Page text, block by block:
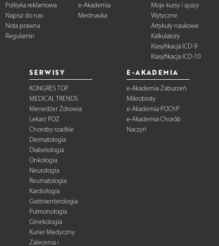
Polityka reklamowa
Napisz do nas
Nota prawna
Regulamin
e-Akademia
Mednauka
Moje kursy i quizy
Wytyczne
Artykuły naukowe
Kalkulatory
Klasyfikacja ICD-9
Klasyfikacja ICD-10
SERWISY
KONGRES TOP
MEDICAL TRENDS
Menedżer Zdrowia
Lekarz POZ
Choroby rzadkie
Dermatologia
Diabetologia
Onkologia
Neurologia
Reumatologia
Kardiologia
Gastroenterologia
Pulmonologia
Ginekologia
Kurier Medyczny
Zalecenia i
E-AKADEMIA
e-Akademia Zaburzeń
Mikrobioty
e-Akademia POChP
e-Akademia Chorób
Naczyń